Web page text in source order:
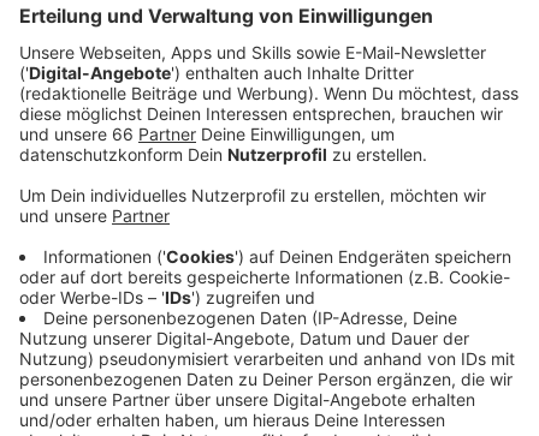
Der Terminkalender von The BossHoss ist wie jedes
Jahr pickepackevoll. Zum Glück haben die Jungs Zeit
für uns. Denn die Country-Rocker werden im Mai groß
feiern. Ihr 20-jähriges Jubiläum steht an. Dazu kommt
eine angekündigte Tour. Vorher aber schon ist etwas
anderes von Alec und Sascha in die Läden gekommen.
Nämlich ihr zweites Grillbuch "Rock am Grill - Volume
II". Da freut sich unser Moderator und BBQ-Liebhaber
hört ihr hier.
Anzeige
Das Interview mit The BossHoss bei Kai